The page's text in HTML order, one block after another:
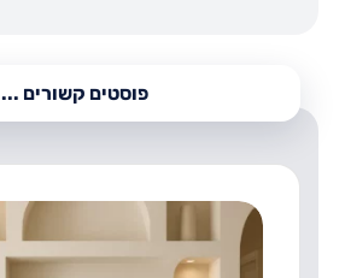
פוסטים קשורים ...